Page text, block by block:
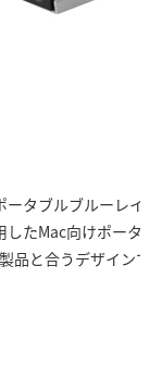
タブルブルーレイ
たMac向けポータ
品と合うデザインで